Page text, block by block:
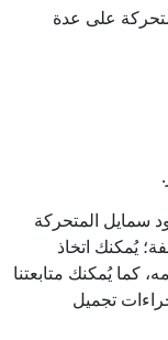
على عدة
سمايل المتحركة
يُمكنك اتخاذ
كما يُمكنك متابعتنا
تجميل